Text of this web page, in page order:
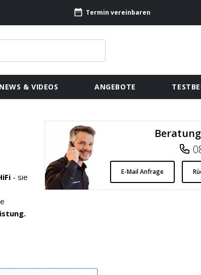
Termin vereinbaren
NEWS & VIDEOS ANGEBOTE
- sie
E-Mail Anfrage